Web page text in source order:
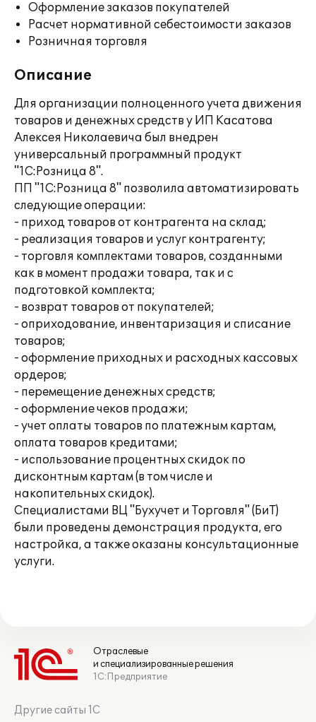
Оформление заказов покупателей
Расчет нормативной себестоимости заказов
Розничная торговля
Описание
Для организации полноценного учета движения
товаров и денежных средств у ИП Касатова
Алексея Николаевича был внедрен
универсальный программный продукт
"1С:Розница 8".
ПП "1С:Розница 8" позволила автоматизировать
следующие операции:
- приход товаров от контрагента на склад;
- реализация товаров и услуг контрагенту;
- торговля комплектами товаров, созданными
как в момент продажи товара, так и с
подготовкой комплекта;
- возврат товаров от покупателей;
- оприходование, инвентаризация и списание
товаров;
- оформление приходных и расходных кассовых
ордеров;
- перемещение денежных средств;
- оформление чеков продажи;
- учет оплаты товаров по платежным картам,
оплата товаров кредитами;
- использование процентных скидок по
дисконтным картам (в том числе и
накопительных скидок).
Специалистами ВЦ "Бухучет и Торговля" (БиТ)
были проведены демонстрация продукта, его
настройка, а также оказаны консультационные
услуги.
Отраслевые
и специализированные решения
1С:Предприятие
Другие сайты 1С